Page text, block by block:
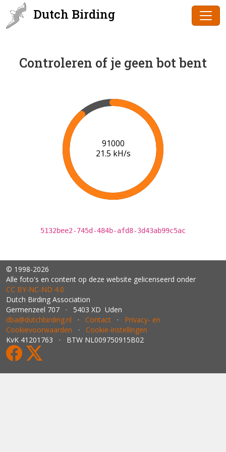
Dutch Birding
Controleren of je geen bot bent
91000
21.5 kH/s
5132bee2-745d-484b-afd8-3d43ab99c5ac
© 1998-2026
Alle foto's en content op deze website gelicenseerd onder
CC BY‑NC‑ND 4.0
Dutch Birding Association
Germenzeel 707 · 5403 XD Uden
dba@dutchbirding.nl · Contact · Privacy- en
Cookievoorwaarden · Cookie-instellingen
KvK 41201763 · BTW NL009750915B02